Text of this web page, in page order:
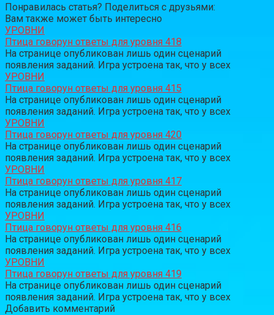
Понравилась статья? Поделиться с друзьями:
Вам также может быть интересно
УРОВНИ
Птица говорун ответы для уровня 418
На странице опубликован лишь один сценарий
появления заданий. Игра устроена так, что у всех
УРОВНИ
Птица говорун ответы для уровня 415
На странице опубликован лишь один сценарий
появления заданий. Игра устроена так, что у всех
УРОВНИ
Птица говорун ответы для уровня 420
На странице опубликован лишь один сценарий
появления заданий. Игра устроена так, что у всех
УРОВНИ
Птица говорун ответы для уровня 417
На странице опубликован лишь один сценарий
появления заданий. Игра устроена так, что у всех
УРОВНИ
Птица говорун ответы для уровня 416
На странице опубликован лишь один сценарий
появления заданий. Игра устроена так, что у всех
УРОВНИ
Птица говорун ответы для уровня 419
На странице опубликован лишь один сценарий
появления заданий. Игра устроена так, что у всех
Добавить комментарий